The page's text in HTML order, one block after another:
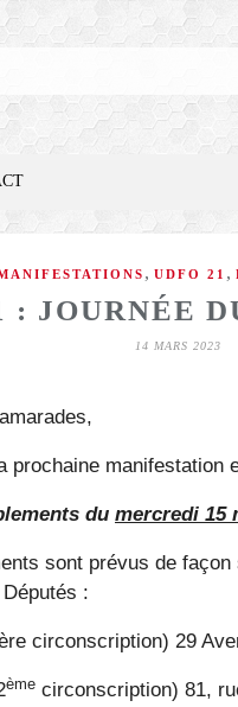
, UDFO 21 ,
: JOURNÉE
14 MARS 2023
prochaine manifestation
du mercredi 15
sont prévus de
:
circonscription) 29
ème circonscription) 81,